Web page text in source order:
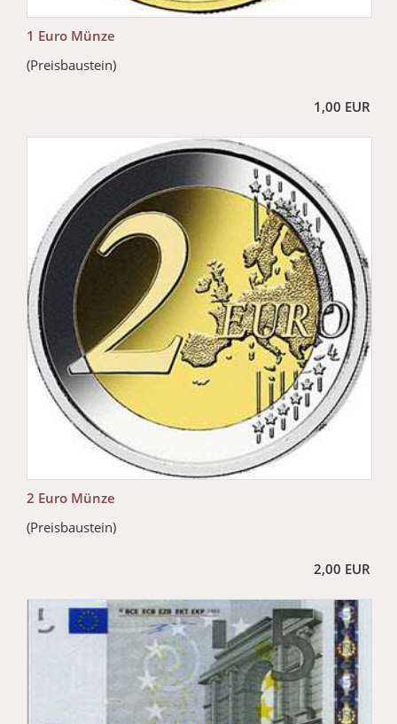
1 Euro Münze
(Preisbaustein)
1,00 EUR
2 Euro Münze
(Preisbaustein)
2,00 EUR